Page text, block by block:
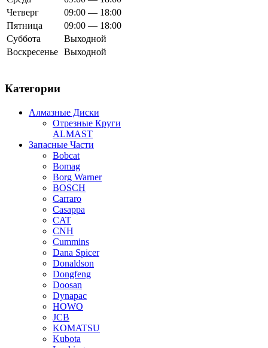
Четверг
09:00 — 18:00
Пятница
09:00 — 18:00
Суббота
Выходной
Воскресенье Выходной
Категории
Алмазные Диски
Отрезные Круги
ALMAST
Запасные Части
Bobcat
Bomag
Borg Warner
BOSCH
Carraro
Casappa
CAT
CNH
Cummins
Dana Spicer
Donaldson
Dongfeng
Doosan
Dynapac
HOWO
JCB
KOMATSU
Kubota